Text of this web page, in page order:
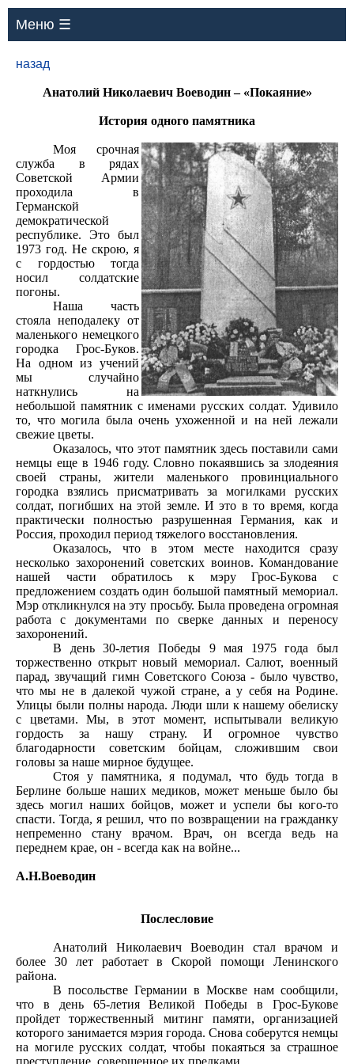
Меню ☰
назад
Анатолий Николаевич Воеводин – «Покаяние»
История одного памятника
Моя срочная
служба в рядах
Советской Армии
проходила в
Германской
демократической
республике. Это был
1973 год. Не скрою, я
с гордостью тогда
носил солдатские
погоны.
Наша часть
стояла неподалеку от
маленького немецкого
городка Грос-Буков.
На одном из учений
мы случайно
наткнулись на
небольшой памятник с именами русских солдат. Удивило
то, что могила была очень ухоженной и на ней лежали
свежие цветы.
Оказалось, что этот памятник здесь поставили сами
немцы еще в 1946 году. Словно покаявшись за злодеяния
своей страны, жители маленького провинциального
городка взялись присматривать за могилками русских
солдат, погибших на этой земле. И это в то время, когда
практически полностью разрушенная Германия, как и
Россия, проходил период тяжелого восстановления.
Оказалось, что в этом месте находится сразу
несколько захоронений советских воинов. Командование
нашей части обратилось к мэру Грос-Букова с
предложением создать один большой памятный мемориал.
Мэр откликнулся на эту просьбу. Была проведена огромная
работа с документами по сверке данных и переносу
захоронений.
В день 30-летия Победы 9 мая 1975 года был
торжественно открыт новый мемориал. Салют, военный
парад, звучащий гимн Советского Союза - было чувство,
что мы не в далекой чужой стране, а у себя на Родине.
Улицы были полны народа. Люди шли к нашему обелиску
с цветами. Мы, в этот момент, испытывали великую
гордость за нашу страну. И огромное чувство
благодарности советским бойцам, сложившим свои
головы за наше мирное будущее.
Стоя у памятника, я подумал, что будь тогда в
Берлине больше наших медиков, может меньше было бы
здесь могил наших бойцов, может и успели бы кого-то
спасти. Тогда, я решил, что по возвращении на гражданку
непременно стану врачом. Врач, он всегда ведь на
переднем крае, он - всегда как на войне...
А.Н.Воеводин
Послесловие
Анатолий Николаевич Воеводин стал врачом и
более 30 лет работает в Скорой помощи Ленинского
района.
В посольстве Германии в Москве нам сообщили,
что в день 65-летия Великой Победы в Грос-Букове
пройдет торжественный митинг памяти, организацией
которого занимается мэрия города. Снова соберутся немцы
на могиле русских солдат, чтобы покаяться за страшное
преступление, совершенное их предками.